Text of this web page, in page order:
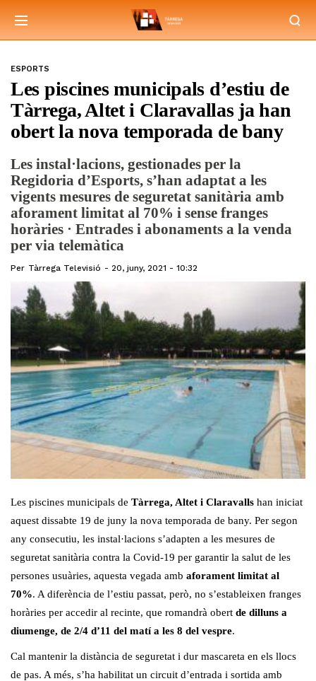
ESPORTS
Les piscines municipals d’estiu de
Tàrrega, Altet i Claravallas ja han
obert la nova temporada de bany
Les instal·lacions, gestionades per la
Regidoria d’Esports, s’han adaptat a les
vigents mesures de seguretat sanitària amb
aforament limitat al 70% i sense franges
horàries · Entrades i abonaments a la venda
per via telemàtica
Per Tàrrega Televisió 20, juny, 2021 - 10:32
Les piscines municipals de Tàrrega, Altet i Claravalls han iniciat
aquest dissabte 19 de juny la nova temporada de bany. Per segon
any consecutiu, les instal·lacions s’adapten a les mesures de
seguretat sanitària contra la Covid-19 per garantir la salut de les
persones usuàries, aquesta vegada amb aforament limitat al
70%. A diferència de l’estiu passat, però, no s’estableixen franges
horàries per accedir al recinte, que romandrà obert de dilluns a
diumenge, de 2/4 d’11 del matí a les 8 del vespre.
Cal mantenir la distància de seguretat i dur mascareta en els llocs
de pas. A més, s’ha habilitat un circuit d’entrada i sortida amb